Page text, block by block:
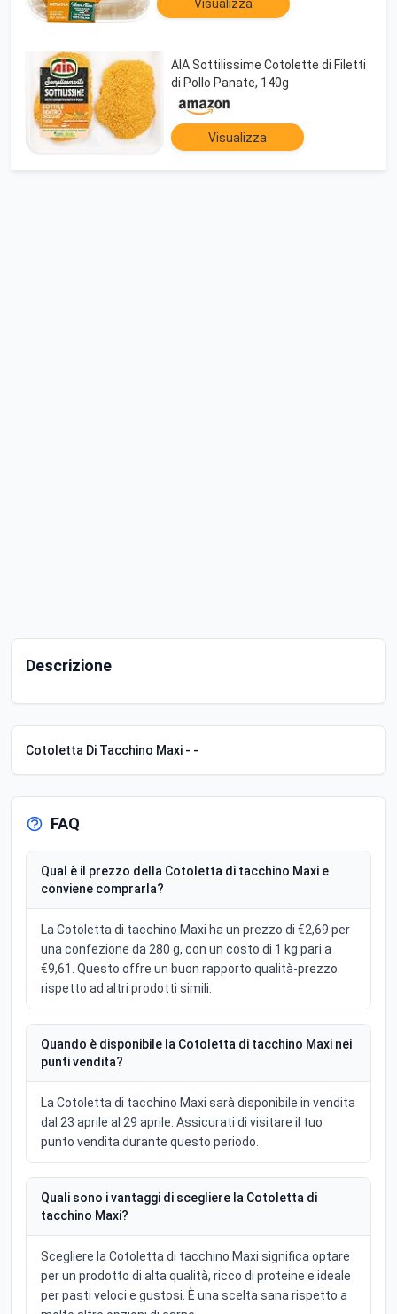
Visualizza
AIA Sottilissime Cotolette di Filetti
di Pollo Panate, 140g
Visualizza
Descrizione
Cotoletta Di Tacchino Maxi - -
FAQ
Qual è il prezzo della Cotoletta di tacchino Maxi e
conviene comprarla?
La Cotoletta di tacchino Maxi ha un prezzo di €2,69 per
una confezione da 280 g, con un costo di 1 kg pari a
€9,61. Questo offre un buon rapporto qualità-prezzo
rispetto ad altri prodotti simili.
Quando è disponibile la Cotoletta di tacchino Maxi nei
punti vendita?
La Cotoletta di tacchino Maxi sarà disponibile in vendita
dal 23 aprile al 29 aprile. Assicurati di visitare il tuo
punto vendita durante questo periodo.
Quali sono i vantaggi di scegliere la Cotoletta di
tacchino Maxi?
Scegliere la Cotoletta di tacchino Maxi significa optare
per un prodotto di alta qualità, ricco di proteine e ideale
per pasti veloci e gustosi. È una scelta sana rispetto a